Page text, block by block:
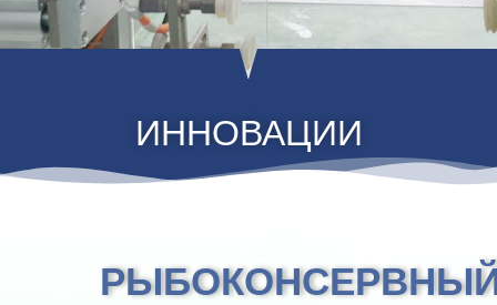
ИННОВАЦИИ